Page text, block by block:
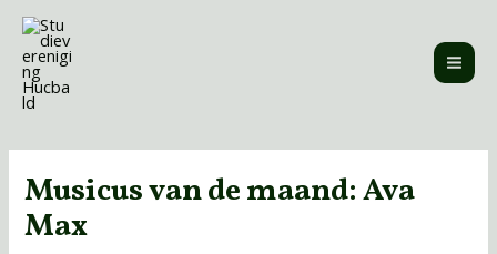
naar
inhoud
Musicus van de maand: Ava
Max